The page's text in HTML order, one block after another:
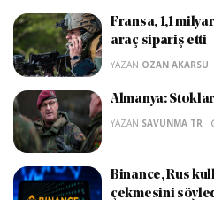
Fransa, 1,1
araç sipariş etti
YAZAN OZAN AKARSU
Almanya:
YAZAN SAVUNMA TR
Binance, Rus
çekmesini